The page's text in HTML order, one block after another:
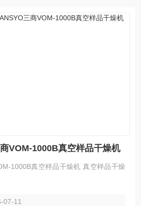
VOM-1000B真空样品干燥机
1000B真空样品干燥机 真空样品干燥
07-11